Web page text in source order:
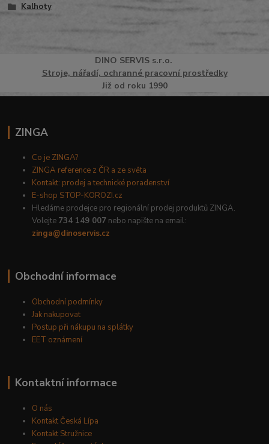
Kalhoty
DINO SERVISs.r.o.
Stroje, nářadí, ochranné pracovní prostředky
Již od roku 1990
ZINGA
Co je ZINGA?
ZINGA reference z ČR a ze světa
Kontakt: prodej a technické poradenství
E-shop STOP-KOROZI.cz
Hledáme prodejce pro regionální prodej produktů ZINGA.
Volejte 734 149 007 nebo napište na email:
zinga@dinoservis.cz
Obchodní informace
Obchodní podmínky
Jak nakupovat
Postup při nákupu na splátky
EET oznámení
Kontaktní informace
O nás
Kontakt Česká Lípa
Kontakt Stružnice